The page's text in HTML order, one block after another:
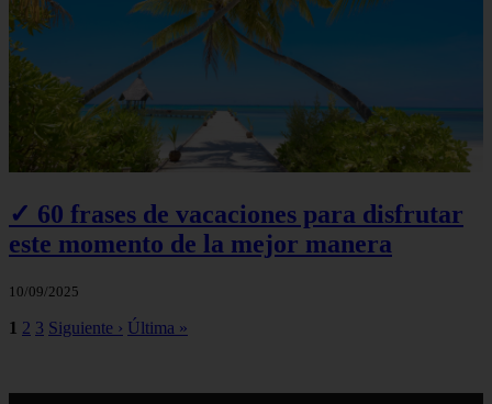
✓ 60 frases de vacaciones para disfrutar
este momento de la mejor manera
10/09/2025
1 2 3 Siguiente › Última »